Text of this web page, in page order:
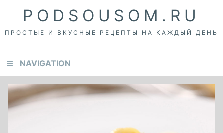
primary
content
footer
PODSOUSOM.RU
ПРОСТЫЕ И ВКУСНЫЕ РЕЦЕПТЫ НА КАЖДЫЙ ДЕНЬ
NAVIGATION